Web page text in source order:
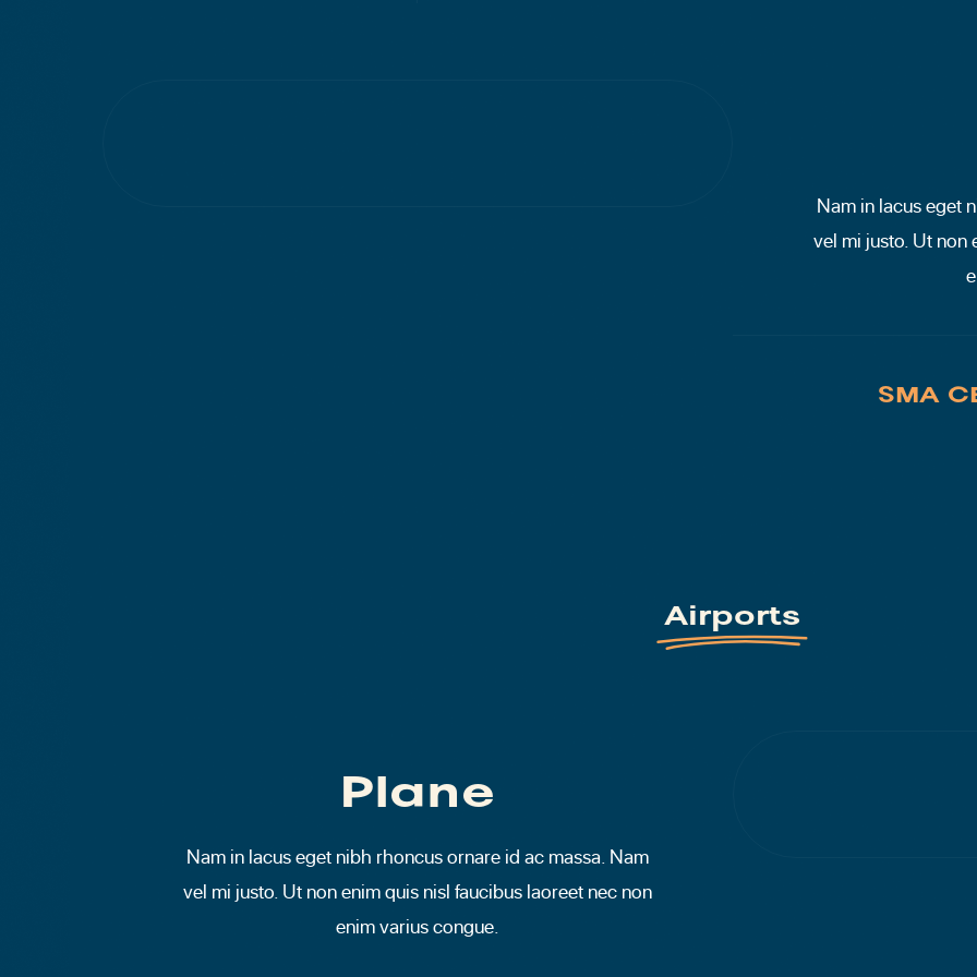
Nam in lacus eget
vel mi justo. Ut non
SMA
Airports
Plane
Nam in lacus eget nibh rhoncus ornare id ac massa. Nam
vel mi justo. Ut non enim quis nisl faucibus laoreet nec non
enim varius congue.